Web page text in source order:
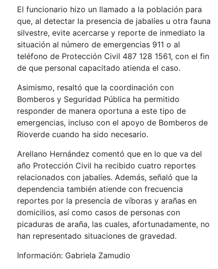
El funcionario hizo un llamado a la población para
que, al detectar la presencia de jabalíes u otra fauna
silvestre, evite acercarse y reporte de inmediato la
situación al número de emergencias 911 o al
teléfono de Protección Civil 487 128 1561, con el fin
de que personal capacitado atienda el caso.
Asimismo, resaltó que la coordinación con
Bomberos y Seguridad Pública ha permitido
responder de manera oportuna a este tipo de
emergencias, incluso con el apoyo de Bomberos de
Rioverde cuando ha sido necesario.
Arellano Hernández comentó que en lo que va del
año Protección Civil ha recibido cuatro reportes
relacionados con jabalíes. Además, señaló que la
dependencia también atiende con frecuencia
reportes por la presencia de víboras y arañas en
domicilios, así como casos de personas con
picaduras de araña, las cuales, afortunadamente, no
han representado situaciones de gravedad.
Información: Gabriela Zamudio